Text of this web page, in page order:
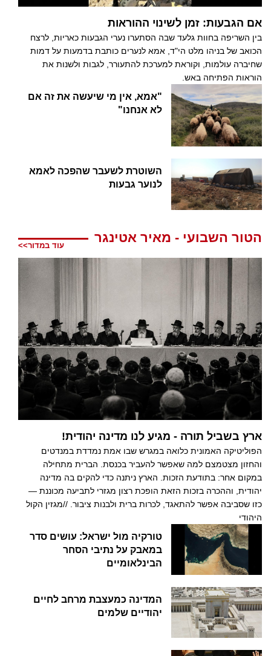
אם הגבעות: זמן לשינוי ההוראות
בין השריפה בחוות גלעד שבה הסתערו נערי הגבעות כאריות, לרצח
הכואב של בניהו מלט הי"ד, אמא לנערים כותבת בדמעות על דמות
שחיברה עולמות, וקוראת למערכת להתעורר, לגבות ולשנות את
הוראות הפתיחה באש.
"אמא, אין מי שיעשה את זה אם
לא אנחנו"
השוטרת לשעבר שהפכה לאמא
לנוער גבעות
הטור השבועי - מאיר אטינגר
עוד במדור>>
ארץ בשביל תורה - מגיע לנו מדינה יהודית!
הפוליטיקה האמונית כלואה במגרש שבו אמת נמדדת במנדטים
והחזון מצטמצם למה שאפשר להעביר בכנסת. הברית מתחילה
במקום אחר: בתודעת הזכות. הארץ ניתנה כדי להקים בה מדינה
יהודית, וההכרה בזכות הזאת הופכת רצון מגזרי לתביעה מכוננת —
כזו שסביבה אפשר להתאגד, לכרות ברית ולבנות ציבור. //מגזין הקול
היהודי
טורקיה מול ישראל: עושים סדר
במאבק על נתיבי הסחר
הבינלאומיים
המדינה כמעצבת מרחב לחיים
יהודיים שלמים